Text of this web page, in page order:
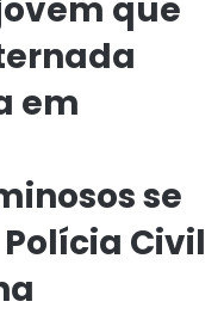
que
em
se
Civil